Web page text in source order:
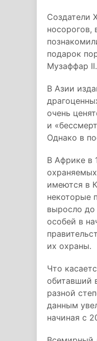
Создатели
носорогов,
подарок
Музаффар
В Азии
очень
и
Однако в
В Африке в
имеются в
некоторые
выросло до
особей в
их охраны.
Что
обитавший
разной
данным
начиная с